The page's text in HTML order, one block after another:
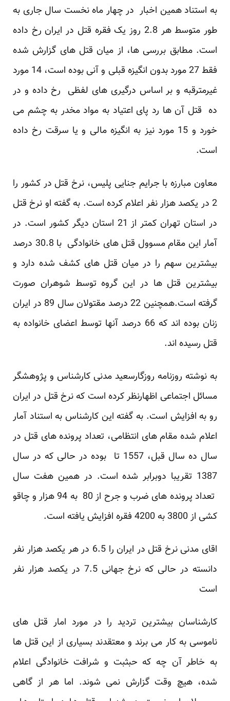
به استناد همین اخبار در چهار ماه نخست سال جاری به
طور متوسط هر 2.8 روز یک فقره قتل در ایران رخ داده
است. مطابق بررسی ها، از میان قتل های گزارش شده
فقط 27 مورد بدون انگیزه قبلی و آنی بوده است، 14 مورد
غیرمترقبه و بر اساس درگیری های لفظی رخ داده و در
ده قتل آن ها رد پای اعتیاد به مواد مخدر به چشم می
خورد و 15 مورد نیز به انگیزه مالی و یا سرقت رخ داده
است.
معاون مبارزه با جرایم جنایی پلیس، نرخ قتل در کشور را
2 در یکصد هزار نفر اعلام کرده است. به گفته او نرخ قتل
در استان تهران کمتر از 21 استان دیگر کشور است. در
آمار این مقام مسوول قتل های خانوادگی با 30.8 درصد
بیشترین سهم را در میان قتل های کشف شده دارد و
بیشترین قتل ها در این گروه توسط شوهران صورت
گرفته است.همچنین 22 درصد مقتولان سال 89 در ایران
زنان بوده اند که 66 درصد آنها توسط اعضای خانواده به
قتل رسیده اند.
به نوشته روزنامه روزگارسعید مدنی کارشناس و پژوهشگر
مسائل اجتماعی اظهارنظر کرده است که نرخ قتل در ایران
رو به افزایش است. به گفته این کارشناس به استناد آمار
اعلام شده مقام های انتظامی، تعداد پرونده های قتل در
سال ده سال قبل، 1557 تا بوده در حالی که در سال
1387 تقریبا دوبرابر شده است. در همین هفت سال
تعداد پرونده های ضرب و جرح از 80 به 94 هزار و چاقو
کشی از 3800 به 4200 فقره افزایش یافته است.
اقای مدنی نرخ قتل در ایران را 6.5 در هر یکصد هزار نفر
دانسته در حالی که نرخ جهانی 7.5 در یکصد هزار نفر
است
کارشناسان بیشترین تردید را در مورد امار قتل های
ناموسی به کار می برند و معتقدند بسیاری از این قتل ها
به خاطر آن چه که حبثبت و شرافت خانوادگی اعلام
شده، هیچ وقت گزارش نمی شوند. اما هر از گاهی